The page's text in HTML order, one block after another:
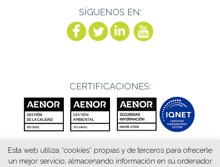
SÍGUENOS EN:
CERTIFICACIONES:
Esta web utiliza “cookies” propias y de terceros para ofrecerle
un mejor servicio, almacenando información en su ordenador